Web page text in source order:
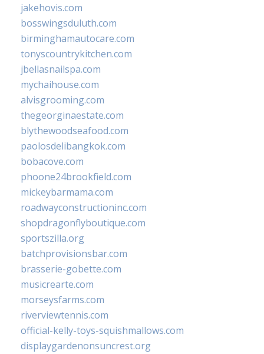
jakehovis.com
bosswingsduluth.com
birminghamautocare.com
tonyscountrykitchen.com
jbellasnailspa.com
mychaihouse.com
alvisgrooming.com
thegeorginaestate.com
blythewoodseafood.com
paolosdelibangkok.com
bobacove.com
phoone24brookfield.com
mickeybarmama.com
roadwayconstructioninc.com
shopdragonflyboutique.com
sportszilla.org
batchprovisionsbar.com
brasserie-gobette.com
musicrearte.com
morseysfarms.com
riverviewtennis.com
official-kelly-toys-squishmallows.com
displaygardenonsuncrest.org